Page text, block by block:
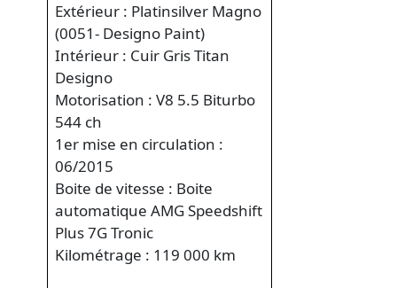
Extérieur : Platinsilver Magno
(0051- Designo Paint)
Intérieur : Cuir Gris Titan
Designo
Motorisation : V8 5.5 Biturbo
544 ch
1er mise en circulation :
06/2015
Boite de vitesse : Boite
automatique AMG Speedshift
Plus 7G Tronic
Kilométrage : 119 000 km